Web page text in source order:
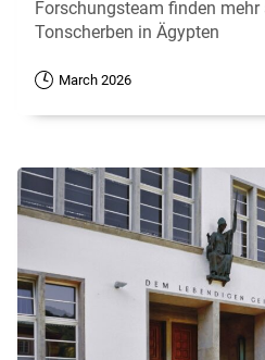
Forschungsteam finden
Tonscherben in Ägypten
March 2026